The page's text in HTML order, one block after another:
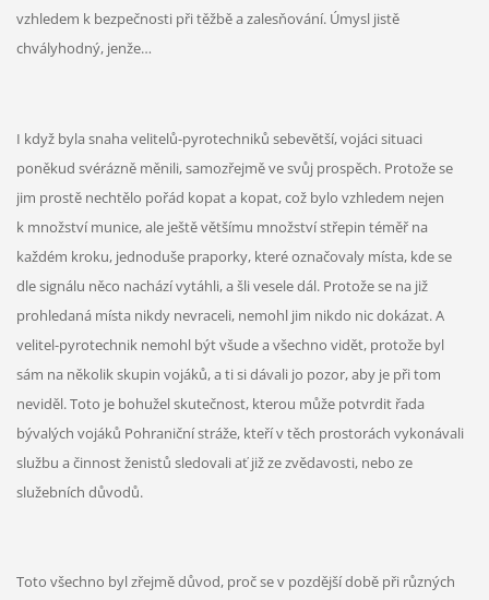
vzhledem k bezpečnosti při těžbě a zalesňování. Úmysl jistě
chvályhodný, jenže…
I když byla snaha velitelů-pyrotechniků sebevětší, vojáci situaci
poněkud svérázně měnili, samozřejmě ve svůj prospěch. Protože se
jim prostě nechtělo pořád kopat a kopat, což bylo vzhledem nejen
k množství munice, ale ještě většímu množství střepin téměř na
každém kroku, jednoduše praporky, které označovaly místa, kde se
dle signálu něco nachází vytáhli, a šli vesele dál. Protože se na již
prohledaná místa nikdy nevraceli, nemohl jim nikdo nic dokázat. A
velitel-pyrotechnik nemohl být všude a všechno vidět, protože byl
sám na několik skupin vojáků, a ti si dávali jo pozor, aby je při tom
neviděl. Toto je bohužel skutečnost, kterou může potvrdit řada
bývalých vojáků Pohraniční stráže, kteří v těch prostorách vykonávali
službu a činnost ženistů sledovali ať již ze zvědavosti, nebo ze
služebních důvodů.
Toto všechno byl zřejmě důvod, proč se v pozdější době při různých